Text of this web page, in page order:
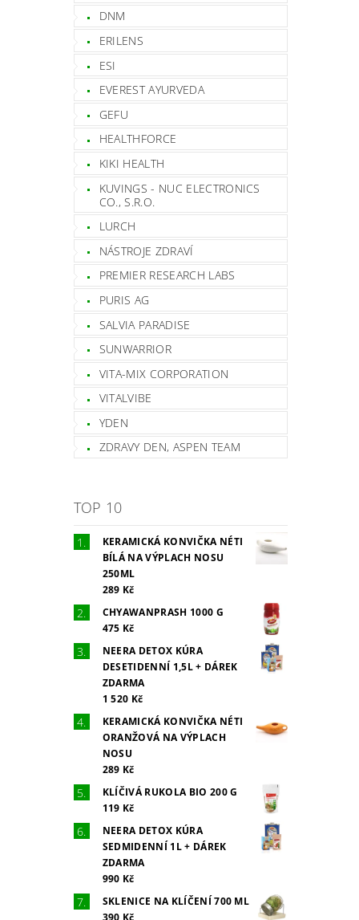
DNM
ERILENS
ESI
EVEREST AYURVEDA
GEFU
HEALTHFORCE
KIKI HEALTH
KUVINGS - NUC ELECTRONICS
CO., S.R.O.
LURCH
NÁSTROJE ZDRAVÍ
PREMIER RESEARCH LABS
PURIS AG
SALVIA PARADISE
SUNWARRIOR
VITA-MIX CORPORATION
VITALVIBE
YDEN
ZDRAVY DEN, ASPEN TEAM
TOP 10
KERAMICKÁ KONVIČKA NÉTI
BÍLÁ NA VÝPLACH NOSU
250ML
289 Kč
CHYAWANPRASH 1000 G
475 Kč
NEERA DETOX KÚRA
DESETIDENNÍ 1,5L + DÁREK
ZDARMA
1 520 Kč
KERAMICKÁ KONVIČKA NÉTI
ORANŽOVÁ NA VÝPLACH
NOSU
289 Kč
KLÍČIVÁ RUKOLA BIO 200 G
119 Kč
NEERA DETOX KÚRA
SEDMIDENNÍ 1L + DÁREK
ZDARMA
990 Kč
SKLENICE NA KLÍČENÍ 700 ML